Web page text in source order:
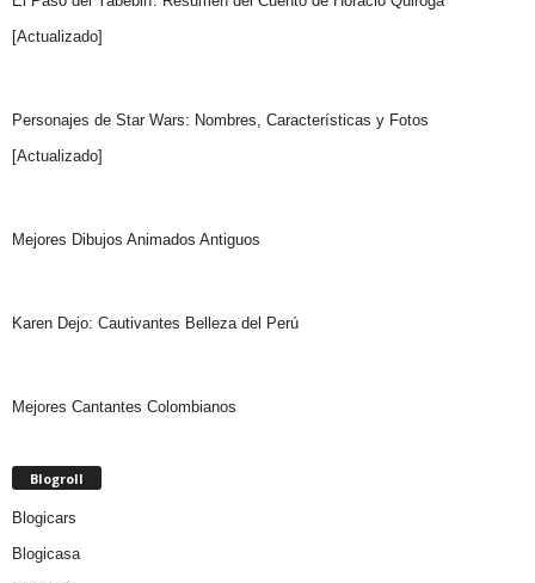
[Actualizado]
Personajes de Star Wars: Nombres, Características y Fotos
[Actualizado]
Mejores Dibujos Animados Antiguos
Karen Dejo: Cautivantes Belleza del Perú
Mejores Cantantes Colombianos
Blogroll
Blogicars
Blogicasa